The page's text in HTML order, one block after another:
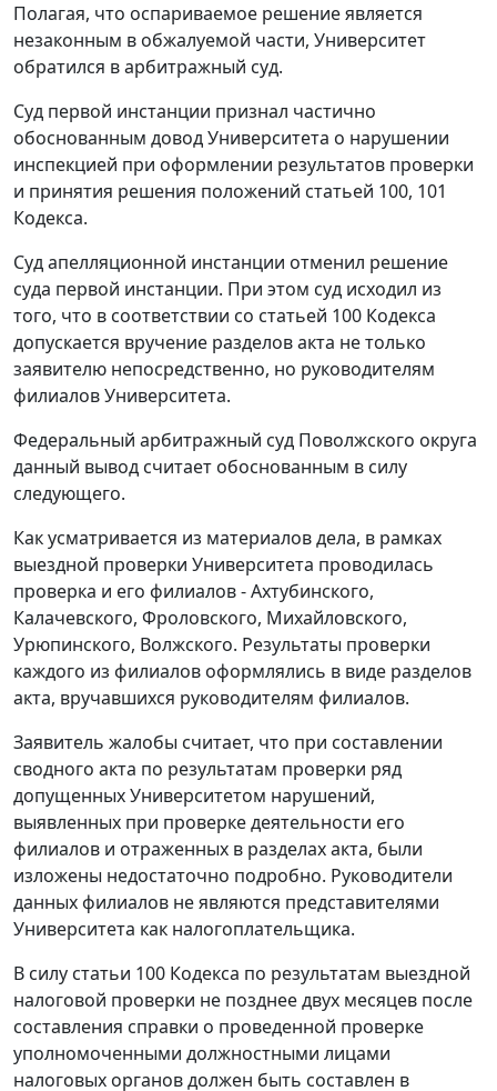
Полагая, что оспариваемое решение является
незаконным в обжалуемой части, Университет
обратился в арбитражный суд.
Суд первой инстанции признал частично
обоснованным довод Университета о нарушении
инспекцией при оформлении результатов проверки
и принятия решения положений статьей 100, 101
Кодекса.
Суд апелляционной инстанции отменил решение
суда первой инстанции. При этом суд исходил из
того, что в соответствии со статьей 100 Кодекса
допускается вручение разделов акта не только
заявителю непосредственно, но руководителям
филиалов Университета.
Федеральный арбитражный суд Поволжского округа
данный вывод считает обоснованным в силу
следующего.
Как усматривается из материалов дела, в рамках
выездной проверки Университета проводилась
проверка и его филиалов - Ахтубинского,
Калачевского, Фроловского, Михайловского,
Урюпинского, Волжского. Результаты проверки
каждого из филиалов оформлялись в виде разделов
акта, вручавшихся руководителям филиалов.
Заявитель жалобы считает, что при составлении
сводного акта по результатам проверки ряд
допущенных Университетом нарушений,
выявленных при проверке деятельности его
филиалов и отраженных в разделах акта, были
изложены недостаточно подробно. Руководители
данных филиалов не являются представителями
Университета как налогоплательщика.
В силу статьи 100 Кодекса по результатам выездной
налоговой проверки не позднее двух месяцев после
составления справки о проведенной проверке
уполномоченными должностными лицами
налоговых органов должен быть составлен в